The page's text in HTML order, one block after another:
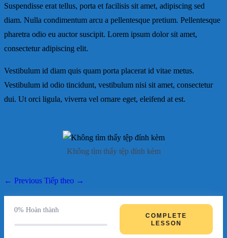
Suspendisse erat tellus, porta et facilisis sit amet, adipiscing sed
diam. Nulla condimentum arcu a pellentesque pretium. Pellentesque
pharetra odio eu auctor suscipit. Lorem ipsum dolor sit amet,
consectetur adipiscing elit.
Vestibulum id diam quis quam porta placerat id vitae metus.
Vestibulum id odio tincidunt, vestibulum nisi sit amet, consectetur
dui. Ut orci ligula, viverra vel ornare eget, eleifend at est.
Không tìm thấy tệp đính kèm
← Previous Tiếp theo →
0% Hoàn thành
COMPLETE
LESSON